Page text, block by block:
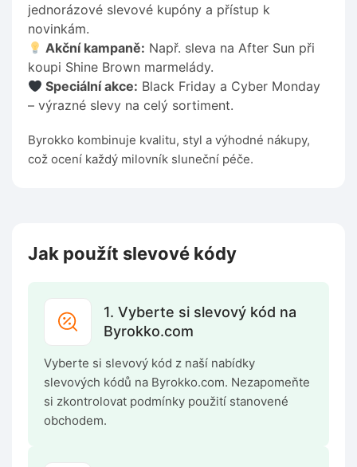
jednorázové slevové kupóny a přístup k
novinkám.
Akční kampaně: Např. sleva na After Sun při
koupi Shine Brown marmelády.
Speciální akce: Black Friday a Cyber Monday
– výrazné slevy na celý sortiment.
Byrokko kombinuje kvalitu, styl a výhodné nákupy,
což ocení každý milovník sluneční péče.
Jak použít slevové kódy
1. Vyberte si slevový kód na
Byrokko.com
Vyberte si slevový kód z naší nabídky
slevových kódů na Byrokko.com. Nezapomeňte
si zkontrolovat podmínky použití stanovené
obchodem.